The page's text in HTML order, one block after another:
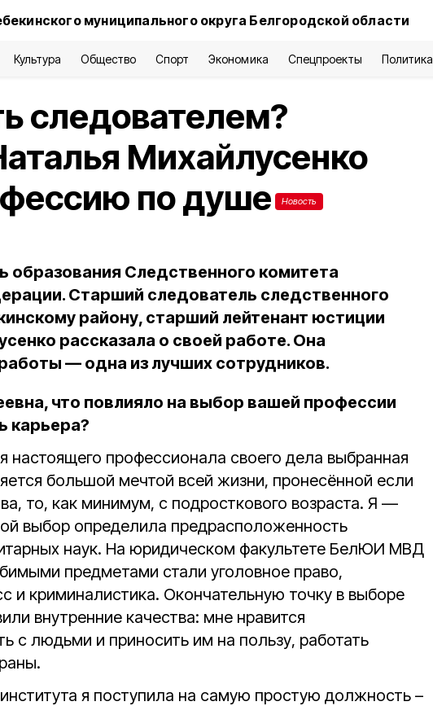
муниципального округа Белгородской области
Культура Общество Спорт Экономика Спецпроекты Политика
следователем?
Михайлусенко
по душе
Новость
образования Следственного комитета
Старший следователь следственного
району, старший лейтенант юстиции
рассказала о своей работе. Она
— одна из лучших сотрудников.
что повлияло на выбор вашей профессии
карьера?
профессионала своего дела выбранная
большой мечтой всей жизни, пронесённой если
то, как минимум, с подросткового возраста. Я —
выбор определила предрасположенность
наук. На юридическом факультете БелЮИ МВД
предметами стали уголовное право,
и криминалистика. Окончательную точку в выборе
внутренние качества: мне нравится
с людьми и приносить им на пользу, работать
я поступила на самую простую должность –